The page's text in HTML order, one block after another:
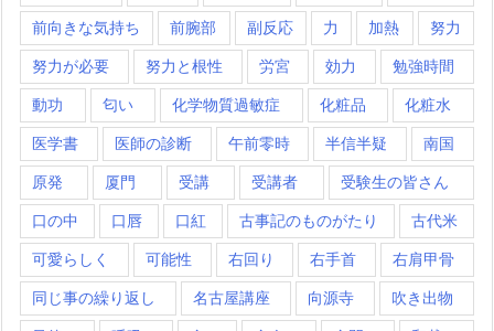
前向きな気持ち 前腕部 副反応 力 加熱 努力
努力が必要 努力と根性 労宮 効力 勉強時間
動功 匂い 化学物質過敏症 化粧品 化粧水
医学書 医師の診断 午前零時 半信半疑 南国
原発 厦門 受講 受講者 受験生の皆さん
口の中 口唇 口紅 古事記のものがたり 古代米
可愛らしく 可能性 右回り 右手首 右肩甲骨
同じ事の繰り返し 名古屋講座 向源寺 吹き出物